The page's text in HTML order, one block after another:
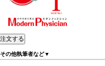
その他執筆者など▼